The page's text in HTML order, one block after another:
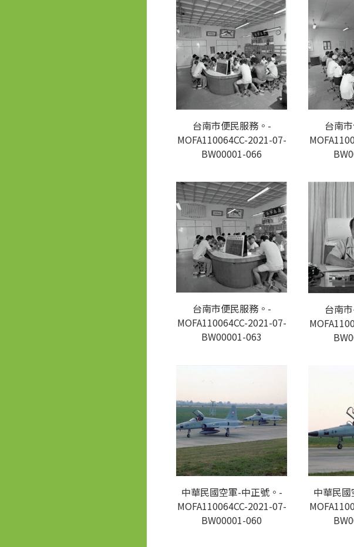
台南市便民服務。-
MOFA110064CC-2021-07-
BW00001-066
台南
台南市便民服務。-
MOFA110064CC-2021-07-
BW00001-063
台南
中華民國空軍-中正號。-
MOFA110064CC-2021-07-
BW00001-060
中華民